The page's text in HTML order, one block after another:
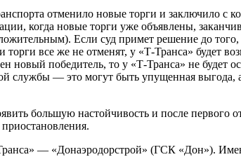
отменило новые торги и заключило с
когда новые торги уже объявлены,
Если суд примет решение до того,
все же не отменят, у «Т-Транса» будет
новый победитель, то у «Т-Транса» не будет
службы — это могут быть упущенная выгода,
большую настойчивость и после первого
— «Донаэродорстрой» (ГСК «Дон»).